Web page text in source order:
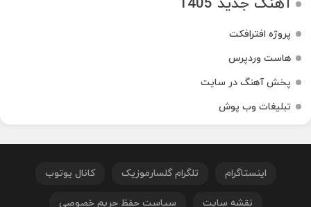
پروژه افترافکت
هاست وردپرس
پخش آهنگ در سایت
تبلیغات وب پوش
اینستاگرام تلگرام گلسارموزیک کانال یوتوب
نقشه سایت سیاست حفظ حریم خصوصی